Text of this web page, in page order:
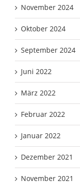
November 2024
Oktober 2024
September 2024
Juni 2022
März 2022
Februar 2022
Januar 2022
Dezember 2021
November 2021